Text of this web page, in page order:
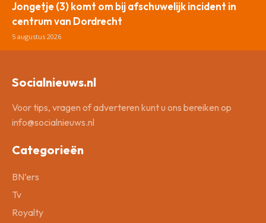
Jongetje (3) komt om bij afschuwelijk incident in
centrum van Dordrecht
5 augustus 2026
Socialnieuws.nl
Voor tips, vragen of adverteren kunt u ons bereiken op
info@socialnieuws.nl
Categorieën
BN’ers
Tv
Royalty